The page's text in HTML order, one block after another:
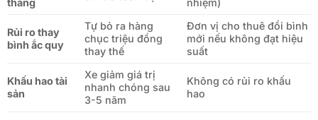
Rủi ro thay
bình ắc quy
Tự bỏ ra hàng
chục triệu đồng
thay thế
Đơn vị cho thuê đổi bình
mới nếu không đạt hiệu
suất
Khấu hao tài
sản
Xe giảm giá trị
nhanh chóng sau
3-5 năm
Không có rủi ro khấu
hao